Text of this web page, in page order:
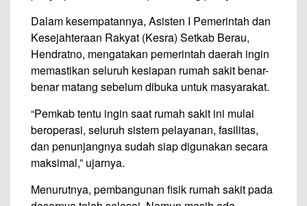
Dalam kesempatannya, Asisten I Pemerintah dan
Kesejahteraan Rakyat (Kesra) Setkab Berau,
Hendratno, mengatakan pemerintah daerah ingin
memastikan seluruh kesiapan rumah sakit benar-
benar matang sebelum dibuka untuk masyarakat.
“Pemkab tentu ingin saat rumah sakit ini mulai
beroperasi, seluruh sistem pelayanan, fasilitas,
dan penunjangnya sudah siap digunakan secara
maksimal,” ujarnya.
Menurutnya, pembangunan fisik rumah sakit pada